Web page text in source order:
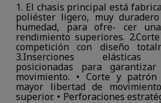
1. El chasis principal está
poliéster ligero, muy
humedad, para ofre- cer
rendimiento superiores.
competición con diseño
3.Inserciones elásticas
posicionadas para
movimiento. • Corte y patrón
mayor libertad de
superior. • Perforaciones